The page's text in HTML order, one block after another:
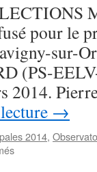
pour le
sur-
(PS-
2014.
→
2014,
sur